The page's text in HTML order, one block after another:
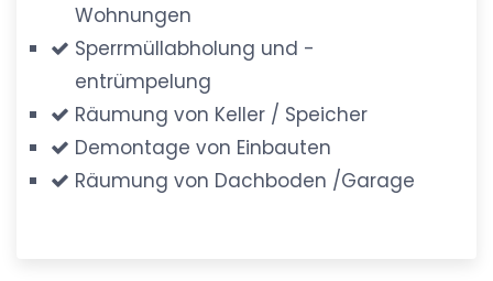
Wohnungen
Sperrmüllabholung und -
entrümpelung
Räumung von Keller / Speicher
Demontage von Einbauten
Räumung von Dachboden /Garage